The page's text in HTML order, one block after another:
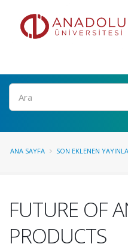
Ara
ANA SAYFA SON EKLENEN
FUTURE OF
PRODUCTS